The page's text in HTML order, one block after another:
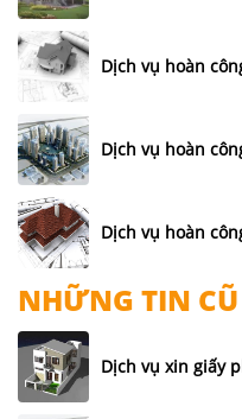
Dịch vụ hoàn
Dịch vụ hoàn
Dịch vụ hoàn
NHỮNG TIN
Dịch vụ xin giấy